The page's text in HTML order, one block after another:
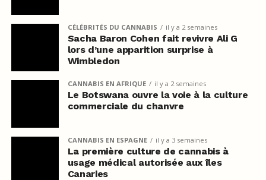
CÉLÉBRITÉS DU CANNABIS il y a 2 semaines
Sacha Baron Cohen fait revivre Ali G
lors d’une apparition surprise à
Wimbledon
CANNABIS EN AFRIQUE il y a 2 semaines
Le Botswana ouvre la voie à la culture
commerciale du chanvre
CANNABIS EN ESPAGNE il y a 3 semaines
La première culture de cannabis à
usage médical autorisée aux îles
Canaries